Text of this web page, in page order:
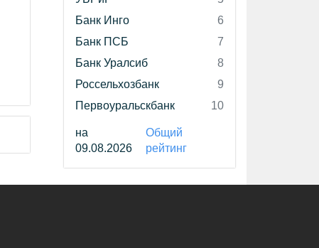
Банк Инго
6
Банк ПСБ
7
Банк Уралсиб
8
Россельхозбанк
9
Первоуральскбанк
10
на
09.08.2026
Общий
рейтинг